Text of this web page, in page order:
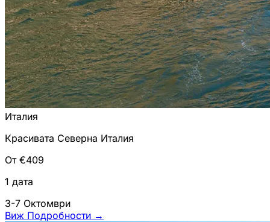
Италия
Красивата Северна Италия
От €409
1 дата
3-7 Октомври
Виж Подробности →